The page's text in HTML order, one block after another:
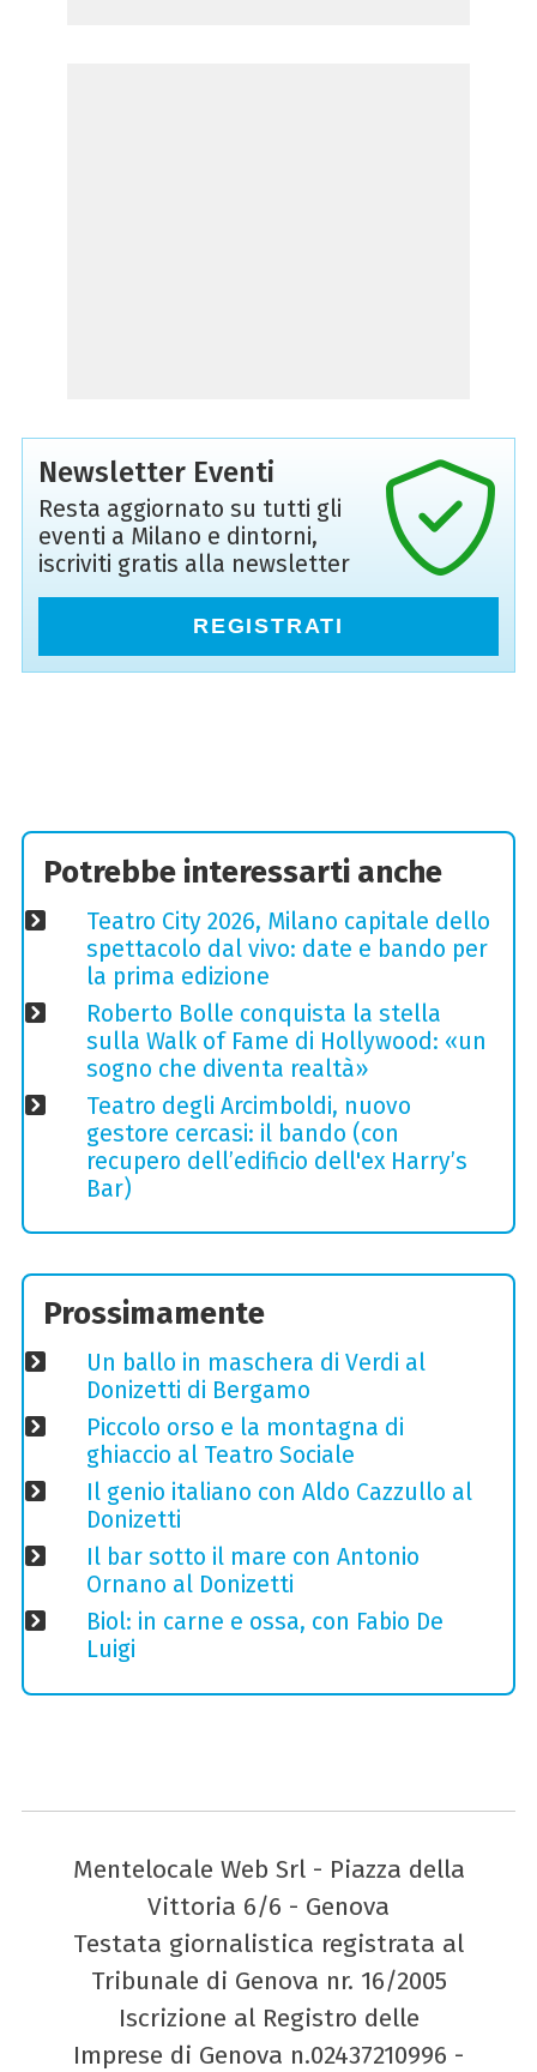
Newsletter Eventi
Resta aggiornato su tutti gli
eventi a Milano e dintorni,
iscriviti gratis alla newsletter
REGISTRATI
Potrebbe interessarti anche
Teatro City 2026, Milano capitale dello
spettacolo dal vivo: date e bando per
la prima edizione
Roberto Bolle conquista la stella
sulla Walk of Fame di Hollywood: «un
sogno che diventa realtà»
Teatro degli Arcimboldi, nuovo
gestore cercasi: il bando (con
recupero dell’edificio dell'ex Harry’s
Bar)
Prossimamente
Un ballo in maschera di Verdi al
Donizetti di Bergamo
Piccolo orso e la montagna di
ghiaccio al Teatro Sociale
Il genio italiano con Aldo Cazzullo al
Donizetti
Il bar sotto il mare con Antonio
Ornano al Donizetti
Biol: in carne e ossa, con Fabio De
Luigi
Mentelocale Web Srl - Piazza della
Vittoria 6/6 - Genova
Testata giornalistica registrata al
Tribunale di Genova nr. 16/2005
Iscrizione al Registro delle
Imprese di Genova n.02437210996 -